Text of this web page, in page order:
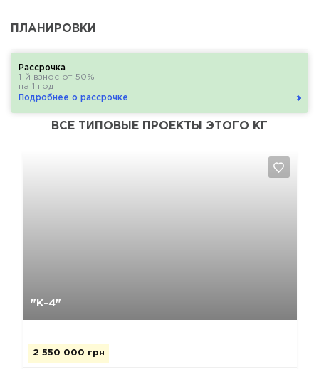
ПЛАНИРОВКИ
Рассрочка
1-й взнос от 50%
на 1 год
Подробнее о рассрочке
ВСЕ ТИПОВЫЕ ПРОЕКТЫ ЭТОГО КГ
"К-4"
2 550 000 грн